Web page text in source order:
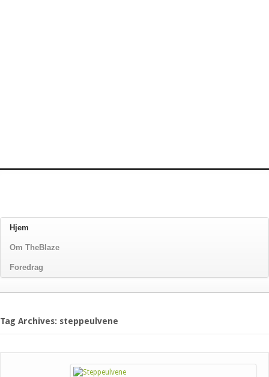
Hjem
Om TheBlaze
Foredrag
Tag Archives: steppeulvene